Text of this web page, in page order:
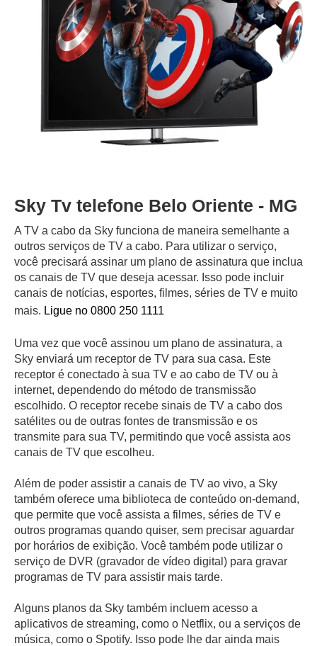
Sky Tv telefone Belo Oriente - MG
A TV a cabo da Sky funciona de maneira semelhante a
outros serviços de TV a cabo. Para utilizar o serviço,
você precisará assinar um plano de assinatura que inclua
os canais de TV que deseja acessar. Isso pode incluir
canais de notícias, esportes, filmes, séries de TV e muito
mais. Ligue no 0800 250 1111
Uma vez que você assinou um plano de assinatura, a
Sky enviará um receptor de TV para sua casa. Este
receptor é conectado à sua TV e ao cabo de TV ou à
internet, dependendo do método de transmissão
escolhido. O receptor recebe sinais de TV a cabo dos
satélites ou de outras fontes de transmissão e os
transmite para sua TV, permitindo que você assista aos
canais de TV que escolheu.
Além de poder assistir a canais de TV ao vivo, a Sky
também oferece uma biblioteca de conteúdo on-demand,
que permite que você assista a filmes, séries de TV e
outros programas quando quiser, sem precisar aguardar
por horários de exibição. Você também pode utilizar o
serviço de DVR (gravador de vídeo digital) para gravar
programas de TV para assistir mais tarde.
Alguns planos da Sky também incluem acesso a
aplicativos de streaming, como o Netflix, ou a serviços de
música, como o Spotify. Isso pode lhe dar ainda mais